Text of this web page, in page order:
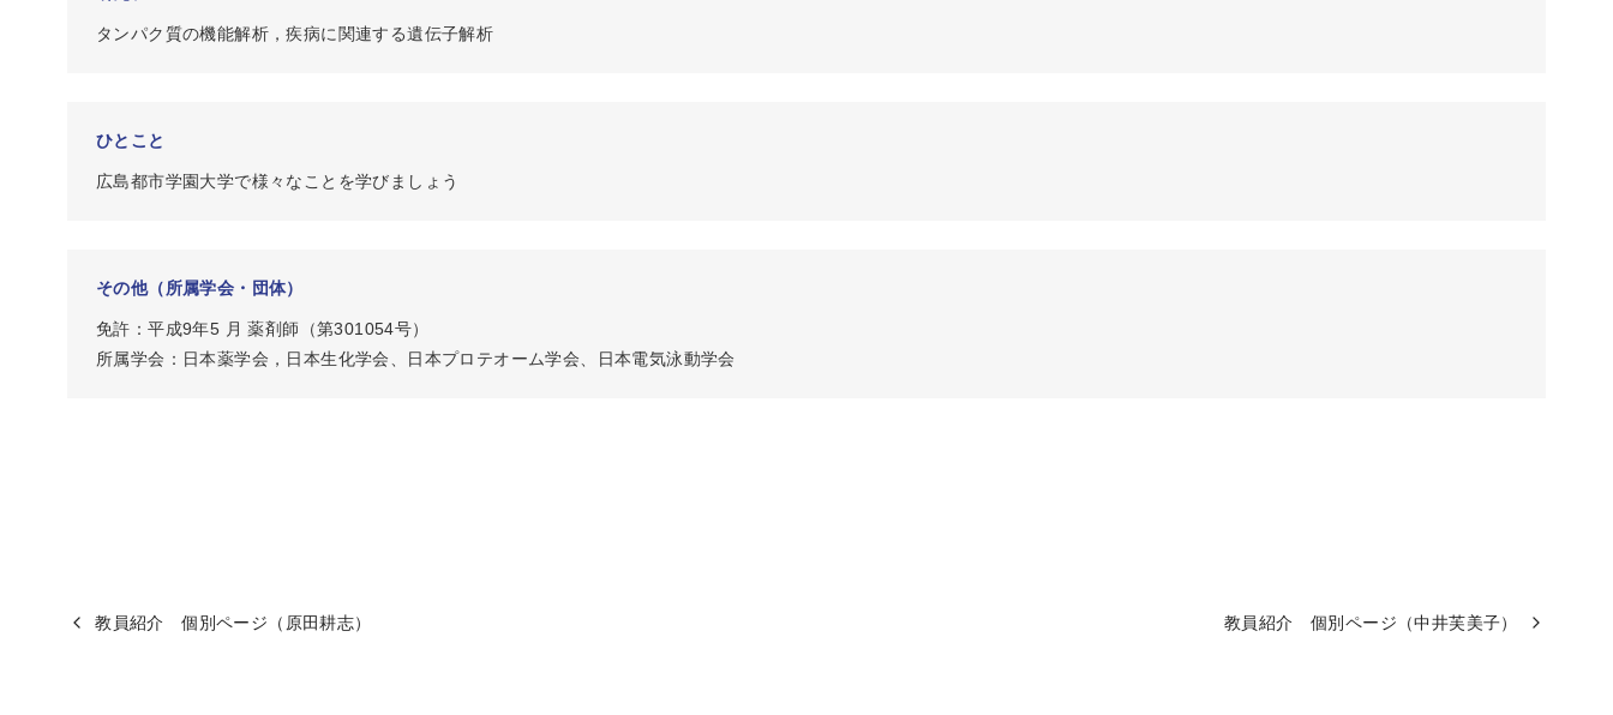
タンパク質の機能解析，疾病に関連する遺伝子解析
ひとこと
広島都市学園大学で様々なことを学びましょう
その他（所属学会・団体）
免許：平成9年5 月 薬剤師（第301054号）
所属学会：日本薬学会，日本生化学会、日本プロテオーム学会、日本電気泳動学会
教員紹介 個別ページ（原田耕志） 教員紹介 個別ページ（中井芙美子）